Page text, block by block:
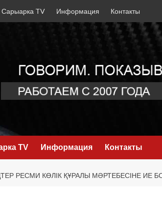
Сарыарка TV Информация Контакты
TV Информация Контакты
РЕСМИ КӨЛІК ҚҰРАЛЫ МӘРТЕБЕСІНЕ ИЕ